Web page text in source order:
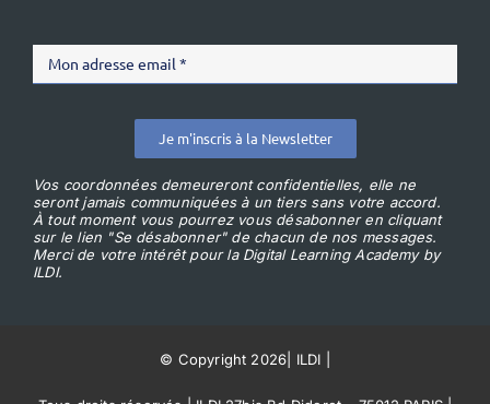
Je m'inscris à la Newsletter
Vos coordonnées demeureront confidentielles, elle ne
seront jamais communiquées à un tiers sans votre accord.
À tout moment vous pourrez vous désabonner en cliquant
sur le lien "Se désabonner" de chacun de nos messages.
Merci de votre intérêt pour la Digital Learning Academy by
ILDI.
© Copyright 2026 ILDI